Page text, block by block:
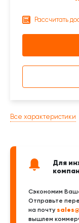
Все характеристики
Для
Сэкономим
Отправьте
на почту
вышлем
Рассчитать